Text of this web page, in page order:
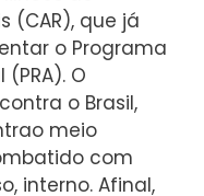
(CAR), que já
o Programa
O
o Brasil,
meio
com
interno. Afinal,